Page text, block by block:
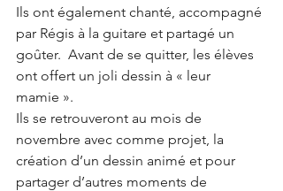
Ils ont également chanté, accompagné
par Régis à la guitare et partagé un
goûter.  Avant de se quitter, les élèves
ont offert un joli dessin à « leur
mamie ».
Ils se retrouveront au mois de
novembre avec comme projet, la
création d’un dessin animé et pour
partager d’autres moments de